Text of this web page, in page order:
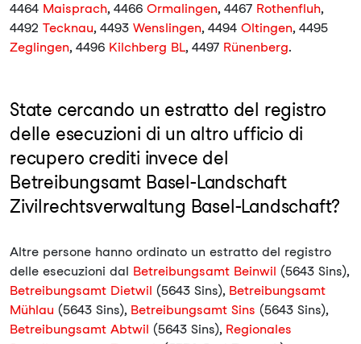
4464 Maisprach, 4466 Ormalingen, 4467 Rothenfluh,
4492 Tecknau, 4493 Wenslingen, 4494 Oltingen, 4495
Zeglingen, 4496 Kilchberg BL, 4497 Rünenberg.
State cercando un estratto del registro
delle esecuzioni di un altro ufficio di
recupero crediti invece del
Betreibungsamt Basel-Landschaft
Zivilrechtsverwaltung Basel-Landschaft?
Altre persone hanno ordinato un estratto del registro
delle esecuzioni dal Betreibungsamt Beinwil (5643 Sins),
Betreibungsamt Dietwil (5643 Sins), Betreibungsamt
Mühlau (5643 Sins), Betreibungsamt Sins (5643 Sins),
Betreibungsamt Abtwil (5643 Sins), Regionales